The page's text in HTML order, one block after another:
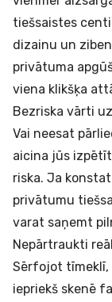
tiešsaistes
dizainu un
privātuma
viena klikšķa
Bezriska vārti
Vai neesat
aicina jūs
riska. Ja
privātumu
varat saņemt
Nepārtraukti
Sērfojot tīmeklī,
iepriekš skenē